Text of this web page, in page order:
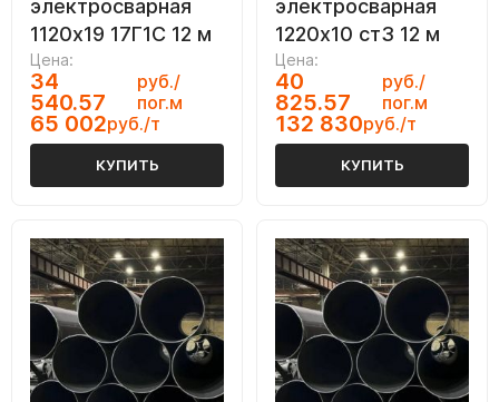
электросварная
1120х19 17Г1С 12 м
Цена:
34
540.57
руб./
пог.м
65 002руб./т
КУПИТЬ
электросварная
1220х10 ст3 12 м
Цена:
40
825.57
руб./
пог.м
132 830руб./т
КУПИТЬ